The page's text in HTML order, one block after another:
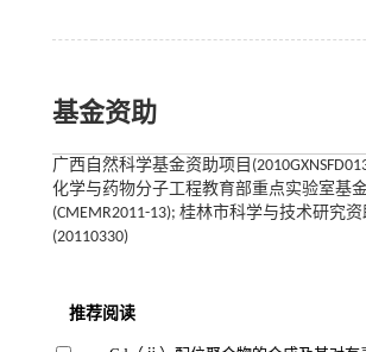
基金资助
广西自然科学基金资助项目
化学与药物分子工程教育部重点实验室基
(CMEMR2011-13); 桂林市科学与技术研究资
(20110330)